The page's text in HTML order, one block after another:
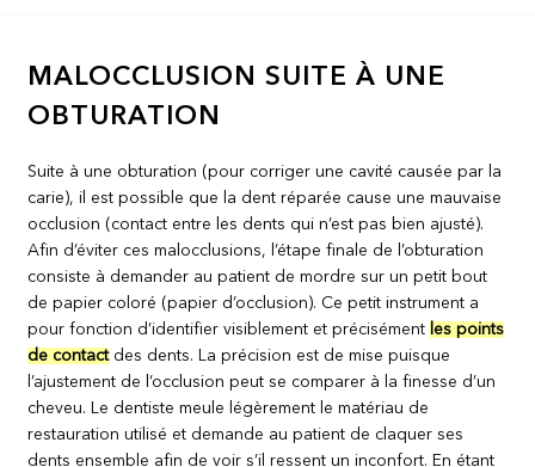
MALOCCLUSION SUITE À UNE
OBTURATION
Suite à une obturation (pour corriger une cavité causée par la
carie), il est possible que la dent réparée cause une mauvaise
occlusion (contact entre les dents qui n’est pas bien ajusté).
Afin d’éviter ces malocclusions, l’étape finale de l’obturation
consiste à demander au patient de mordre sur un petit bout
de papier coloré (papier d’occlusion). Ce petit instrument a
pour fonction d’identifier visiblement et précisément les points
de contactdes dents. La précision est de mise puisque
l’ajustement de l’occlusion peut se comparer à la finesse d’un
cheveu. Le dentiste meule légèrement le matériau de
restauration utilisé et demande au patient de claquer ses
dents ensemble afin de voir s’il ressent un inconfort. En étant